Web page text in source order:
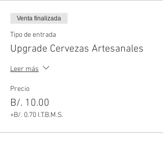
Venta finalizada
Tipo de entrada
Upgrade Cervezas Artesanales
Leer más
Precio
B/. 10.00
+B/. 0.70 I.T.B.M.S.